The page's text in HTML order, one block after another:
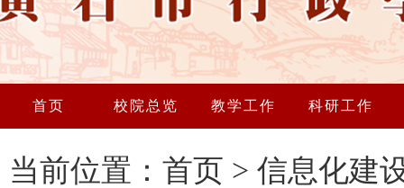
首页 校院总览 教学工作 科研工作
当前位置： 首页 > 信息化建